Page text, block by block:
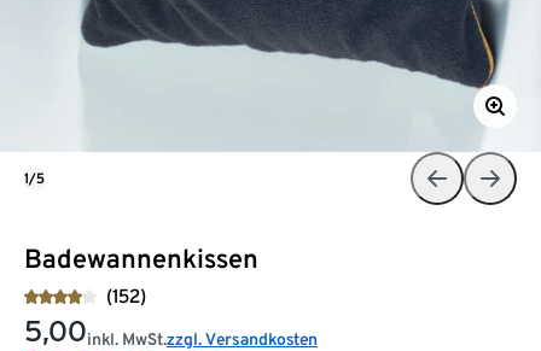
Badewannenkissen
(152)
5,00inkl. MwSt.zzgl. Versandkosten
1/5